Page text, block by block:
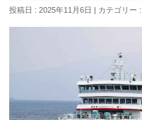
投稿日 : 2025年11月6日 カテゴリー :